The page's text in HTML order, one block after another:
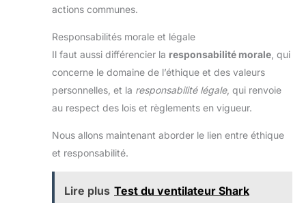
actions communes.
Responsabilités morale et légale
Il faut aussi différencier la responsabilité morale , qui
concerne le domaine de l’éthique et des valeurs
personnelles, et la responsabilité légale, qui renvoie
au respect des lois et règlements en vigueur.
Nous allons maintenant aborder le lien entre éthique
et responsabilité.
Lire plus Test du ventilateur Shark